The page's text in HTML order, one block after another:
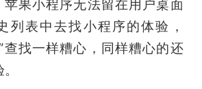
苹果小程序无法留在用户桌面
列表中去找小程序的体验，
查找一样糟心，同样糟心的还